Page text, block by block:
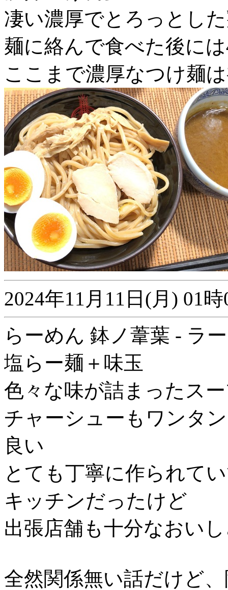
凄い濃厚でとろっとし
麺に絡んで食べた後に
ここまで濃厚なつけ麺
2024年11月11日(月) 01
らーめん 鉢ノ葦葉 - ラ
塩らー麺＋味玉
色々な味が詰まったス
チャーシューもワンタ
良い
とても丁寧に作られて
キッチンだったけど
出張店舗も十分なおい
全然関係無い話だけど